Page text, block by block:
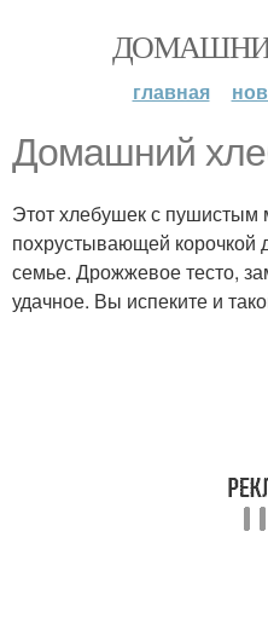
главная
Домашний
Этот хлебушек с
похрустывающей корочкой
семье. Дрожжевое тесто,
удачное. Вы испеките и